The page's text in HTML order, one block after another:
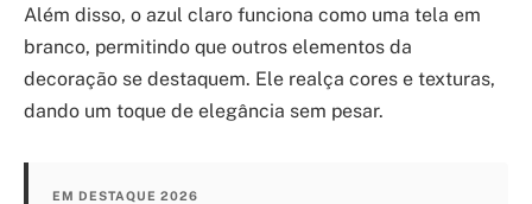
Além disso, o azul claro funciona como uma tela em
branco, permitindo que outros elementos da
decoração se destaquem. Ele realça cores e texturas,
dando um toque de elegância sem pesar.
EM DESTAQUE 2026